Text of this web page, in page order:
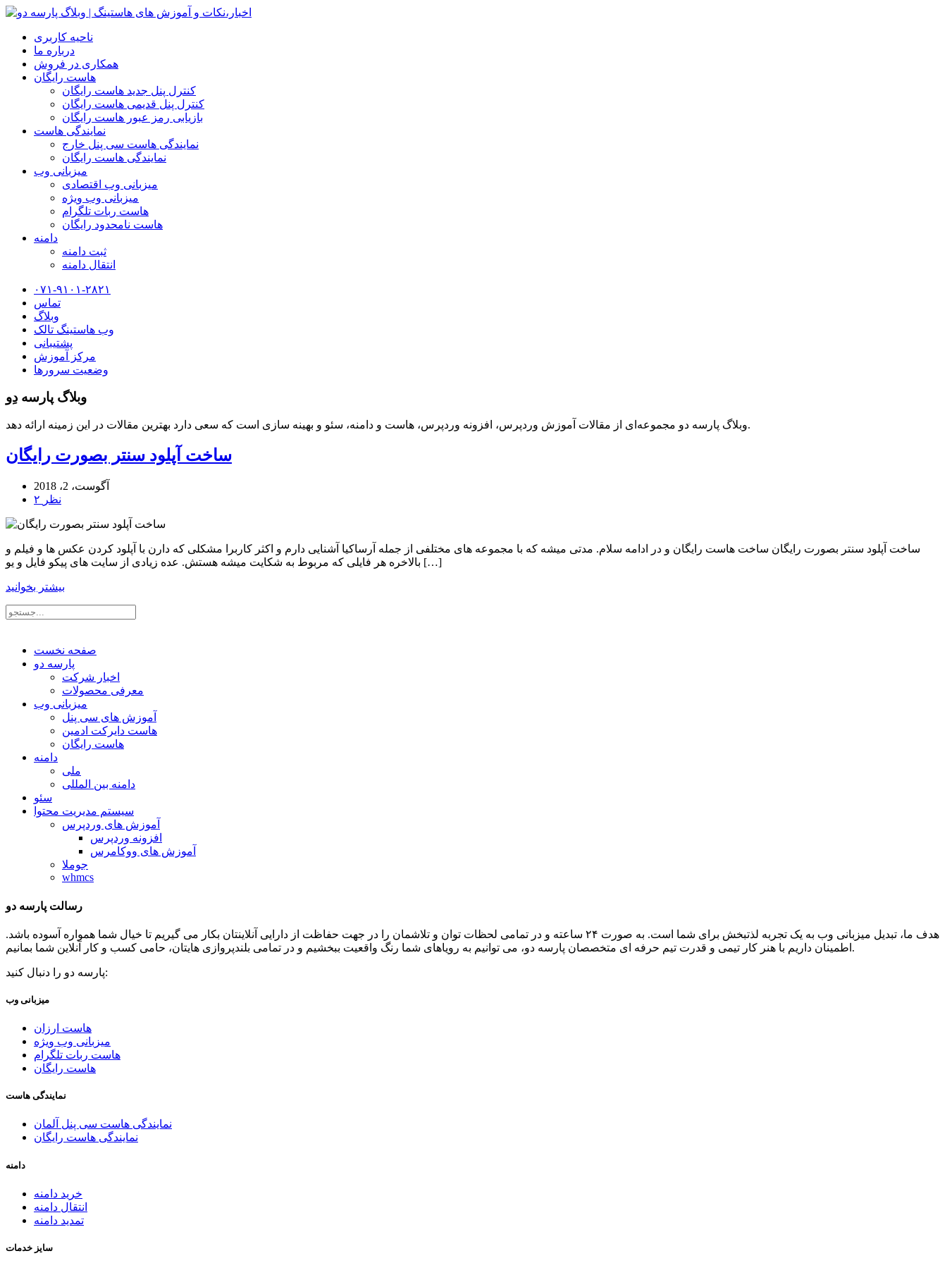
ناحیه کاربری
درباره ما
همکاری در فروش
هاست رایگان
کنترل پنل جدید هاست رایگان
کنترل پنل قدیمی هاست رایگان
بازیابی رمز عبور هاست رایگان
نمایندگی هاست
نمایندگی هاست سی پنل خارج
نمایندگی هاست رایگان
میزبانی وب
میزبانی وب اقتصادی
میزبانی وب ویژه
هاست ربات تلگرام
هاست نامحدود رایگان
دامنه
ثبت دامنه
انتقال دامنه
۰۷۱-۹۱۰۱-۲۸۲۱
تماس
وبلاگ
وب هاستینگ تالک
پشتیبانی
مرکز آموزش
وضعیت سرورها
وبلاگ پارسه دِو
وبلاگ پارسه دو مجموعه‌ای از مقالات آموزش وردپرس، افزونه وردپرس، هاست و دامنه، سئو و بهینه سازی است که سعی دارد بهترین مقالات در این زمینه ارائه دهد.
ساخت آپلود سنتر بصورت رایگان
آگوست، 2، 2018
۲ نظر
ساخت آپلود سنتر بصورت رایگان ساخت هاست رایگان و در ادامه سلام. مدتی میشه که با مجموعه های مختلفی از جمله آرساکیا آشنایی دارم و اکثر کاربرا مشکلی که دارن با آپلود کردن عکس ها و فیلم و
بالاخره هر فایلی که مربوط به شکایت میشه هستش. عده زیادی از سایت های پیکو فایل و یو […]
بیشتر بخوانید
صفحه نخست
پارسه دو
اخبار شرکت
معرفی محصولات
میزبانی وب
آموزش های سی پنل
هاست دایرکت ادمین
هاست رایگان
دامنه
ملی
دامنه بین المللی
سئو
سیستم مدیریت محتوا
آموزش های وردپرس
افزونه وردپرس
آموزش های ووکامرس
جوملا
whmcs
رسالت پارسه دو
هدف ما، تبدیل میزبانی وب به یک تجربه لذتبخش برای شما است. به صورت ۲۴ ساعته و در تمامی لحظات توان و تلاشمان را در جهت حفاظت از دارایی آنلاینتان بکار می گیریم تا خیال شما همواره آسوده باشد.
اطمینان داریم با هنر کار تیمی و قدرت تیم حرفه ای متخصصان پارسه دو، می توانیم به رویاهای شما رنگ واقعیت ببخشیم و در تمامی بلندپروازی هایتان، حامی کسب و کار آنلاین شما بمانیم.
پارسه دو را دنبال کنید:
میزبانی وب
هاست ارزان
میزبانی وب ویژه
هاست ربات تلگرام
هاست رایگان
نمایندگی هاست
نمایندگی هاست سی پنل آلمان
نمایندگی هاست رایگان
دامنه
خرید دامنه
انتقال دامنه
تمدید دامنه
سایز خدمات